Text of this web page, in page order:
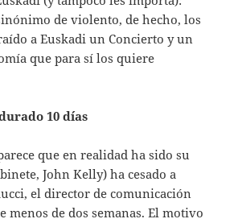
de violento, de hecho, los
a Euskadi un Concierto y un
que para sí los quiere
10 días
que en realidad ha sido su
John Kelly) ha cesado a
el director de comunicación
menos de dos semanas. El motivo